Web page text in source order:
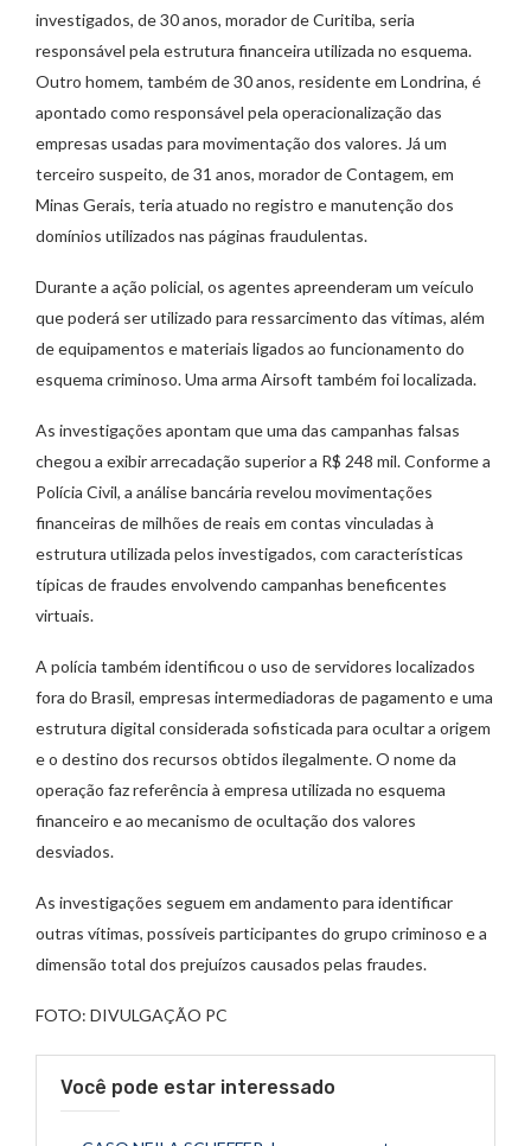
investigados, de 30 anos, morador de Curitiba, seria
responsável pela estrutura financeira utilizada no esquema.
Outro homem, também de 30 anos, residente em Londrina, é
apontado como responsável pela operacionalização das
empresas usadas para movimentação dos valores. Já um
terceiro suspeito, de 31 anos, morador de Contagem, em
Minas Gerais, teria atuado no registro e manutenção dos
domínios utilizados nas páginas fraudulentas.
Durante a ação policial, os agentes apreenderam um veículo
que poderá ser utilizado para ressarcimento das vítimas, além
de equipamentos e materiais ligados ao funcionamento do
esquema criminoso. Uma arma Airsoft também foi localizada.
As investigações apontam que uma das campanhas falsas
chegou a exibir arrecadação superior a R$ 248 mil. Conforme a
Polícia Civil, a análise bancária revelou movimentações
financeiras de milhões de reais em contas vinculadas à
estrutura utilizada pelos investigados, com características
típicas de fraudes envolvendo campanhas beneficentes
virtuais.
A polícia também identificou o uso de servidores localizados
fora do Brasil, empresas intermediadoras de pagamento e uma
estrutura digital considerada sofisticada para ocultar a origem
e o destino dos recursos obtidos ilegalmente. O nome da
operação faz referência à empresa utilizada no esquema
financeiro e ao mecanismo de ocultação dos valores
desviados.
As investigações seguem em andamento para identificar
outras vítimas, possíveis participantes do grupo criminoso e a
dimensão total dos prejuízos causados pelas fraudes.
FOTO: DIVULGAÇÃO PC
Você pode estar interessado